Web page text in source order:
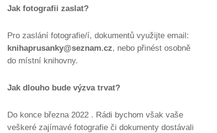
Jak fotografii zaslat?
Pro zaslání fotografie/í, dokumentů využijte email:
knihaprusanky@seznam.cz, nebo přinést osobně
do místní knihovny.
Jak dlouho bude výzva trvat?
Do konce března 2022 . Rádi bychom však vaše
veškeré zajímavé fotografie či dokumenty dostávali